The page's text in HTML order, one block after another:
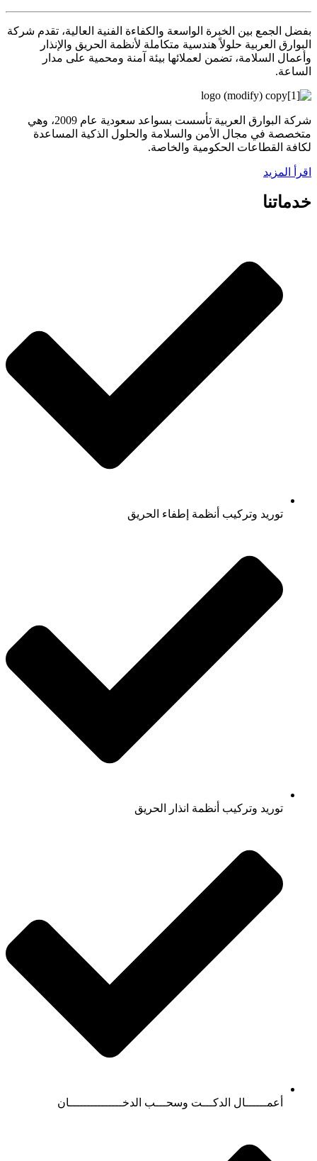
بفضل الجمع بين الخبرة الواسعة والكفاءة الفنية العالية، تقدم شركة
البوارق العربية حلولاً هندسية متكاملة لأنظمة الحريق والإنذار
وأعمال السلامة، تضمن لعملائها بيئة آمنة ومحمية على مدار
الساعة.
شركة البوارق العربية تأسست بسواعد سعودية عام 2009، وهي
متخصصة في مجال الأمن والسلامة والحلول الذكية المساعدة
لكافة القطاعات الحكومية والخاصة.
اقرأ المزيد
خدماتنا
توريد وتركيب أنظمة إطفاء الحريق
توريد وتركيب أنظمة انذار الحريق
أعمــــــال الدكـــت وسحـــب الدخـــــــــــــــان